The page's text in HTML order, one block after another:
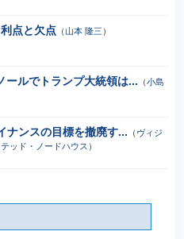
点と欠点 （山本 隆三 ）
ールでトランプ大統領は... （小島
ナンスの目標を撤廃す... （ ヴィジ
ッド・ノードハウス ）